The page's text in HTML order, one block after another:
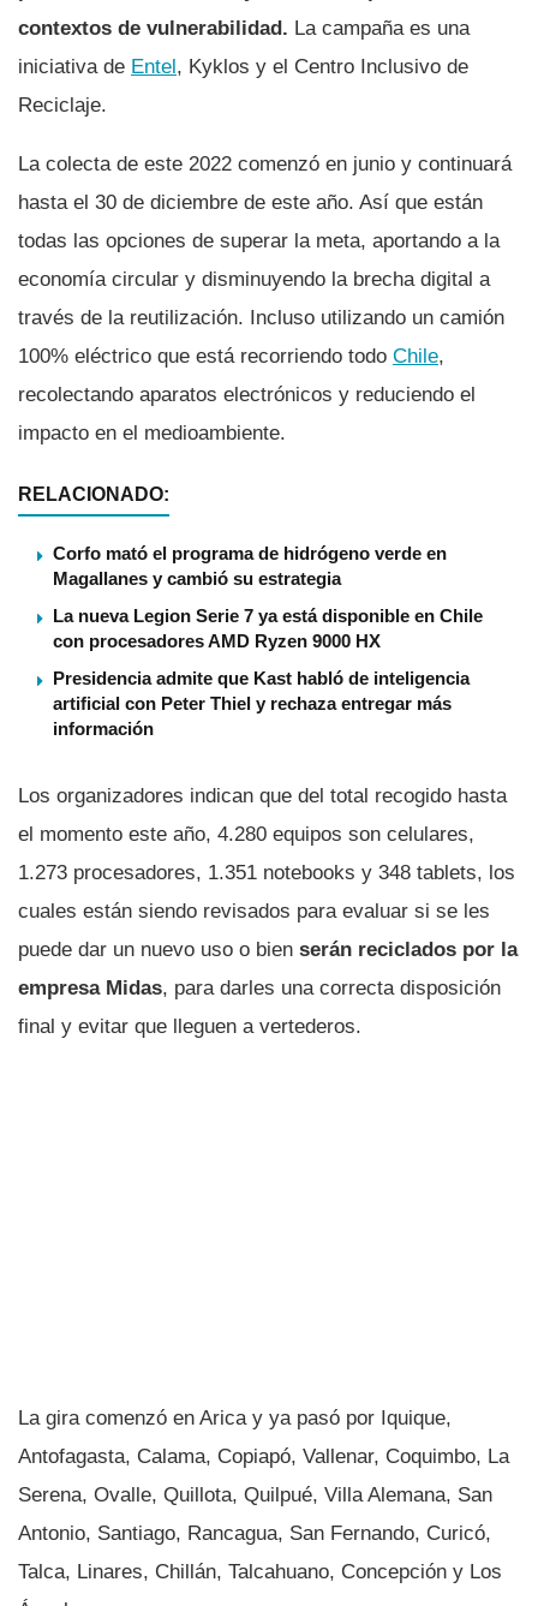
contextos de vulnerabilidad. La campaña es una
iniciativa de Entel, Kyklos y el Centro Inclusivo de
Reciclaje.
La colecta de este 2022 comenzó en junio y continuará
hasta el 30 de diciembre de este año. Así que están
todas las opciones de superar la meta, aportando a la
economía circular y disminuyendo la brecha digital a
través de la reutilización. Incluso utilizando un camión
100% eléctrico que está recorriendo todo Chile,
recolectando aparatos electrónicos y reduciendo el
impacto en el medioambiente.
RELACIONADO:
Corfo mató el programa de hidrógeno verde en
Magallanes y cambió su estrategia
La nueva Legion Serie 7 ya está disponible en Chile
con procesadores AMD Ryzen 9000 HX
Presidencia admite que Kast habló de inteligencia
artificial con Peter Thiel y rechaza entregar más
información
Los organizadores indican que del total recogido hasta
el momento este año, 4.280 equipos son celulares,
1.273 procesadores, 1.351 notebooks y 348 tablets, los
cuales están siendo revisados para evaluar si se les
puede dar un nuevo uso o bien serán reciclados por la
empresa Midas, para darles una correcta disposición
final y evitar que lleguen a vertederos.
La gira comenzó en Arica y ya pasó por Iquique,
Antofagasta, Calama, Copiapó, Vallenar, Coquimbo, La
Serena, Ovalle, Quillota, Quilpué, Villa Alemana, San
Antonio, Santiago, Rancagua, San Fernando, Curicó,
Talca, Linares, Chillán, Talcahuano, Concepción y Los